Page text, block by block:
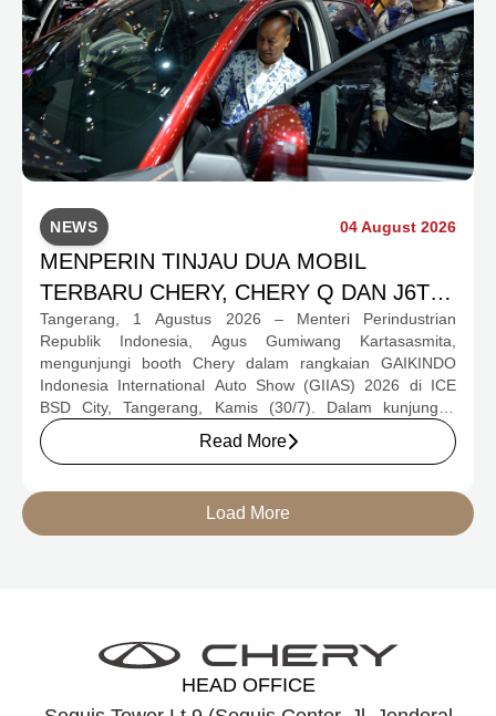
NEWS 04 August 2026
MENPERIN TINJAU DUA MOBIL
TERBARU CHERY, CHERY Q DAN J6T
CSH YANG JADI SOROTAN DI GIIAS
2026
Tangerang, 1 Agustus 2026 – Menteri Perindustrian
Republik Indonesia, Agus Gumiwang Kartasasmita,
mengunjungi booth Chery dalam rangkaian GAIKINDO
Indonesia International Auto Show (GIIAS) 2026 di ICE
BSD City, Tangerang, Kamis (30/7). Dalam kunjungan
tersebut, Menteri Perindustrian meninjau dua produk
elektrifikasi terbaru Chery, yakni Chery Q, compact EV
berteknologi Range-Extended Electric Vehicle (REEV) yang
dirancang untuk mendukung perjalanan jarak jauh.
Read More
Load More
HEAD OFFICE